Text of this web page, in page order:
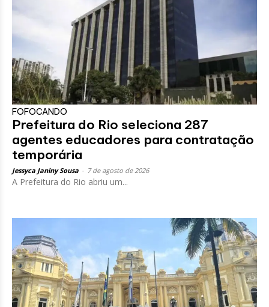
FOFOCANDO
Prefeitura do Rio seleciona 287
agentes educadores para contratação
temporária
Jessyca Janiny Sousa 7 de agosto de 2026
A Prefeitura do Rio abriu um...